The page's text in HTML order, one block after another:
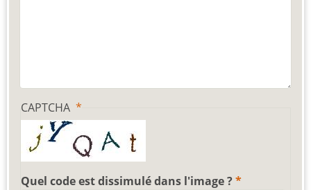
CAPTCHA
Quel code est dissimulé dans l'image ?